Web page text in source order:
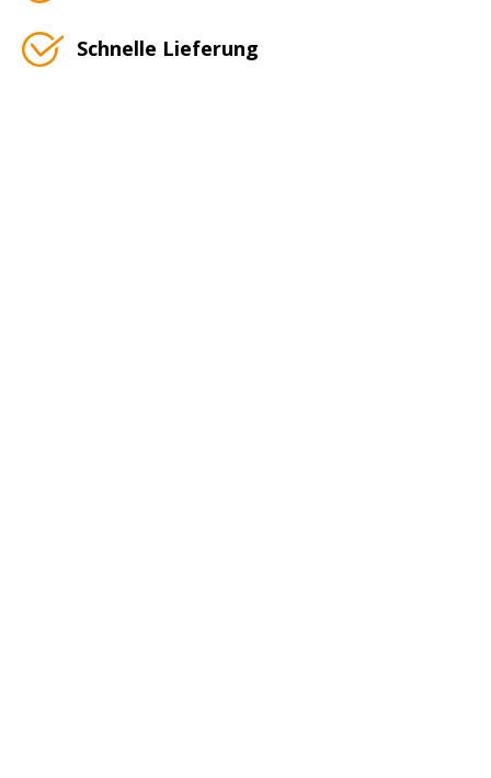
Schnelle Lieferung